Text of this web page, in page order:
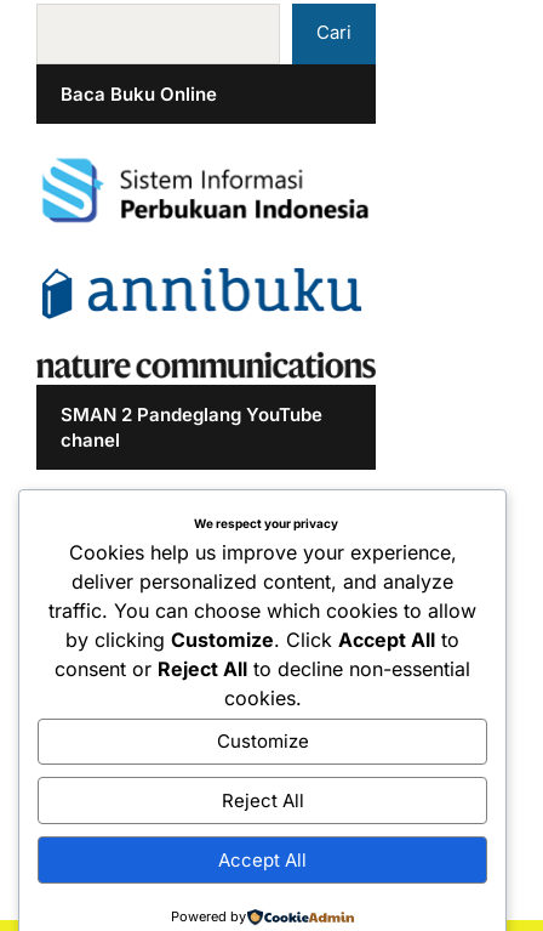
Cari
Baca Buku Online
SMAN 2 Pandeglang YouTube
chanel
We respect your privacy
Cookies help us improve your experience,
deliver personalized content, and analyze
traffic. You can choose which cookies to allow
by clickingCustomize. ClickAccept All to
consent or Reject All to decline non-essential
cookies.
Customize
Reject All
Accept All
Powered by